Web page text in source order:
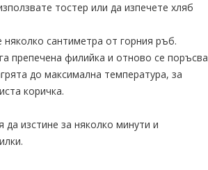
тостер или да изпечете хляб
няколко сантиметра от горния ръб.
препечена филийка и отново се поръсва
до максимална температура, за
коричка.
изстине за няколко минути и